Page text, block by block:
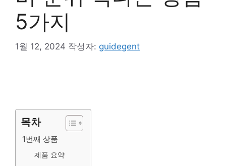
5가지
1월 12, 2024 작성자: guidegent
목차
1번째 상품
제품 요약